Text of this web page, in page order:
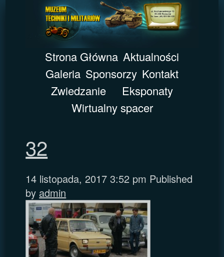
Strona Główna Aktualności
Galeria Sponsorzy Kontakt
Zwiedzanie
Eksponaty
Wirtualny spacer
32
14 listopada, 2017 3:52 pm Published
by admin